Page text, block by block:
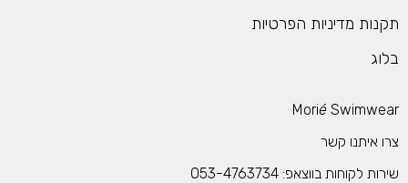
תקנות מדיניות הפרטיות
בלוג
Morié Swimwear
צרו איתנו קשר
שירות לקוחות בווצאפ: 053-4763734